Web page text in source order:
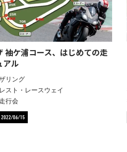
袖ケ浦コース、はじめての走
アル
リング
スト・レースウェイ
行会
2022/06/15